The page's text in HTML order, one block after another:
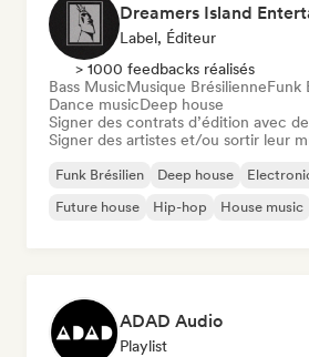
Dreamers Island
Label, Éditeur
> 1000 feedbacks réalisés
Bass MusicMusique BrésilienneFunk
Dance musicDeep house
Signer des contrats d’édition avec
Signer des artistes et/ou sortir leur
Funk Brésilien Deep house
Future house
Hip-hop House music
ADAD Audio
Playlist